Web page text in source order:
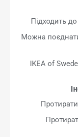
Підходить до
Можна
IKEA of